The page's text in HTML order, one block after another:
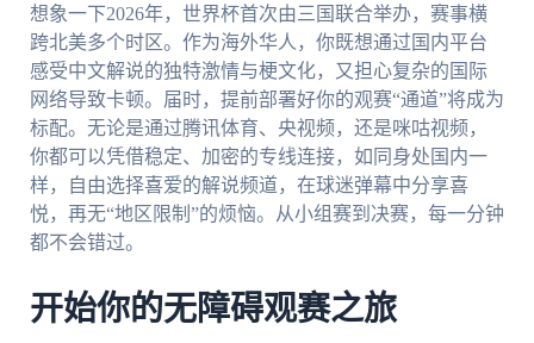
想象一下2026年，世界杯首次由三国联合举办，赛事横
跨北美多个时区。作为海外华人，你既想通过国内平台
感受中文解说的独特激情与梗文化，又担心复杂的国际
网络导致卡顿。届时，提前部署好你的观赛“通道”将成为
标配。无论是通过腾讯体育、央视频，还是咪咕视频，
你都可以凭借稳定、加密的专线连接，如同身处国内一
样，自由选择喜爱的解说频道，在球迷弹幕中分享喜
悦，再无“地区限制”的烦恼。从小组赛到决赛，每一分钟
都不会错过。
开始你的无障碍观赛之旅